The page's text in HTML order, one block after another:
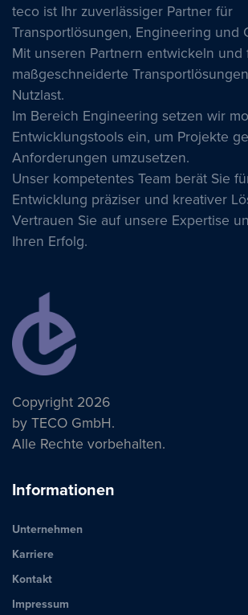
teco ist Ihr zuverlässiger Partner für
Transportlösungen, Engineering und
Mit unseren Partnern entwickeln
maßgeschneiderte
Nutzlast.
Im Bereich Engineering setzen wir
Entwicklungstools ein, um Projekte
Anforderungen umzusetzen.
Unser kompetentes Team berät Sie
Entwicklung präziser und kreativer
Vertrauen Sie auf unsere Expertise
Ihren Erfolg.
Copyright 2026
by TECO GmbH.
Alle Rechte vorbehalten.
Informationen
Unternehmen
Karriere
Kontakt
Impressum